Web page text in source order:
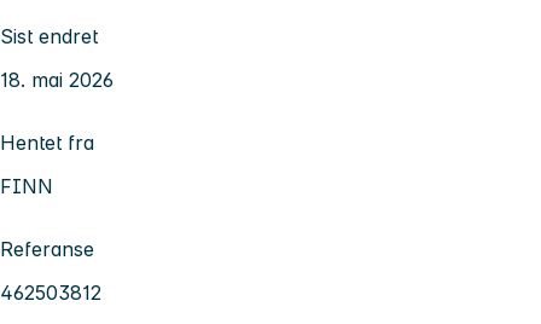
Sist endret
18. mai 2026
Hentet fra
FINN
Referanse
462503812